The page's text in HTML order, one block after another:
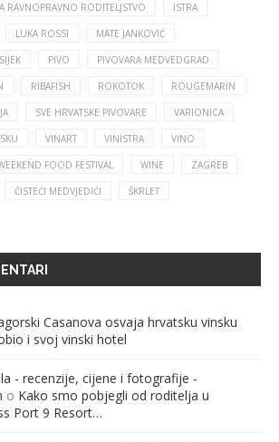
RAVNOPRAVNO RODITELJSTVO ISTRA
LUKA ROSSI MATE JANKOVIĆ
PIVO PIVOVARA MEDVEDGRAD
RIBAFISH ROKOTOK ROUGEMARIN
SVE HRVATSKE PIVOVARE VARIONICA
VINART VINISTRA VINO
FOOD FESTIVAL WINE ZAGREB
ČISTEĆI MEDVJEDIĆI ŠKRLET
Casanova osvaja hrvatsku vinsku
i svoj vinski hotel
- recenzije, cijene i fotografije -
o Kako smo pobjegli od roditelja u
Port 9 Resort…